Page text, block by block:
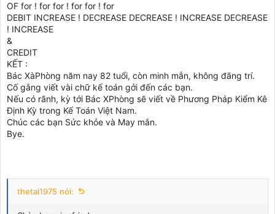
OF for ! for for ! for for ! for
DEBIT INCREASE ! DECREASE DECREASE ! INCREASE DECREASE
! INCREASE
&
CREDIT
KẾT :
Bác XàPhòng năm nay 82 tuổi, còn minh mẫn, không đãng trí.
Cố gắng viết vài chữ kế toán gởi đến các bạn.
Nếu có rãnh, kỳ tới Bác XPhòng sẽ viết về Phương Pháp Kiểm Kê
Định Kỳ trong Kế Toán Việt Nam.
Chúc các bạn Sức khỏe và May mắn.
Bye.
thetai1975 nói: